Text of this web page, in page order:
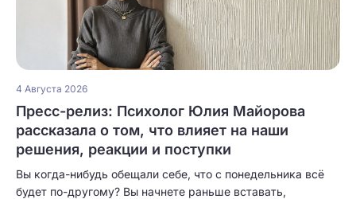
4 Августа 2026
Пресс-релиз: Психолог Юлия Майорова
рассказала о том, что влияет на наши
решения, реакции и поступки
Вы когда-нибудь обещали себе, что с понедельника всё
будет по-другому? Вы начнете раньше вставать,